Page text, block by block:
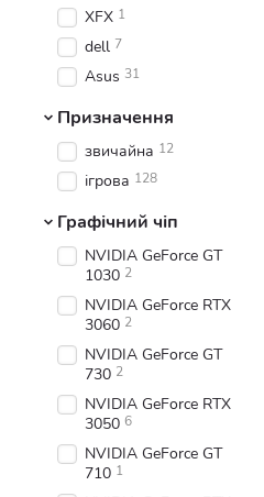
XFX 1
dell 7
Asus 31
Призначення
звичайна 12
ігрова 128
Графічний чіп
NVIDIA GeForce GT
1030 2
NVIDIA GeForce RTX
3060 2
NVIDIA GeForce GT
730 2
NVIDIA GeForce RTX
3050 6
NVIDIA GeForce GT
710 1